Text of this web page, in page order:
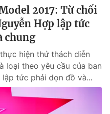
2017: Từ chối
Hợp lập tức
chung
hiện thử thách diễn
loại theo yêu cầu của ban
tức phải dọn đồ và...